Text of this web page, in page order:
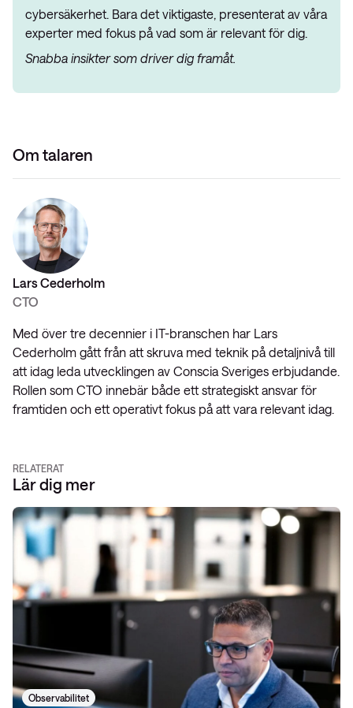
cybersäkerhet. Bara det viktigaste, presenterat av våra
experter med fokus på vad som är relevant för dig.
Snabba insikter som driver dig framåt.
Om talaren
Lars Cederholm
CTO
Med över tre decennier i IT-branschen har Lars
Cederholm gått från att skruva med teknik på detaljnivå till
att idag leda utvecklingen av Conscia Sveriges erbjudande.
Rollen som CTO innebär både ett strategiskt ansvar för
framtiden och ett operativt fokus på att vara relevant idag.
RELATERAT
Lär dig mer
Observabilitet